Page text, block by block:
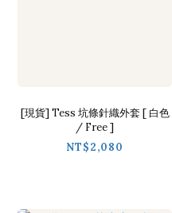
[現貨] Tess 坑條針織外套 [ 白色
/ Free ]
NT$2,080